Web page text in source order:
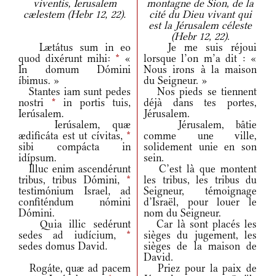
viventis, Ierusalem
cælestem (Hebr 12, 22).
montagne de Sion, de la
cité du Dieu vivant qui
est la Jérusalem céleste
(Hebr 12, 22).
Lætátus sum in eo
quod dixérunt mihi: * «
In domum Dómini
íbimus. »
Je me suis réjoui
lorsque l’on m’a dit : «
Nous irons à la maison
du Seigneur. »
Stantes iam sunt pedes
nostri * in portis tuis,
Ierúsalem.
Nos pieds se tiennent
déjà dans tes portes,
Jérusalem.
Ierúsalem, quæ
ædificáta est ut cívitas, *
sibi compácta in
idípsum.
Jérusalem, bâtie
comme une ville,
solidement unie en son
sein.
Illuc enim ascendérunt
tribus, tribus Dómini, *
testimónium Israel, ad
confiténdum nómini
Dómini.
C’est là que montent
les tribus, les tribus du
Seigneur, témoignage
d’Israël, pour louer le
nom du Seigneur.
Quia illic sedérunt
sedes ad iudícium, *
sedes domus David.
Car là sont placés les
sièges du jugement, les
sièges de la maison de
David.
Rogáte, quæ ad pacem
Priez pour la paix de